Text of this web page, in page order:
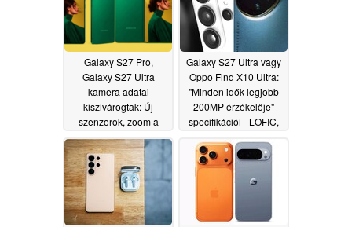
Galaxy S27 Pro,
Galaxy S27 Ultra
kamera adatai
kiszivárogtak: Új
szenzorok, zoom a
különbség05/21/2026
Galaxy S27 Ultra vagy
Oppo Find X10 Ultra:
"Minden idők legjobb
200MP érzékelője"
specifikációi - LOFIC,
Samsungtól05/20/2026